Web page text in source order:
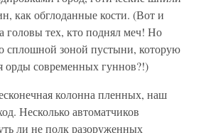
как обглоданные кости. (Вот и
головы тех, кто поднял меч! Но
сплошной зоной пустыни, которую
орды современных гуннов?!)
колонна пленных, наш
Несколько автоматчиков
ли не полк разоруженных